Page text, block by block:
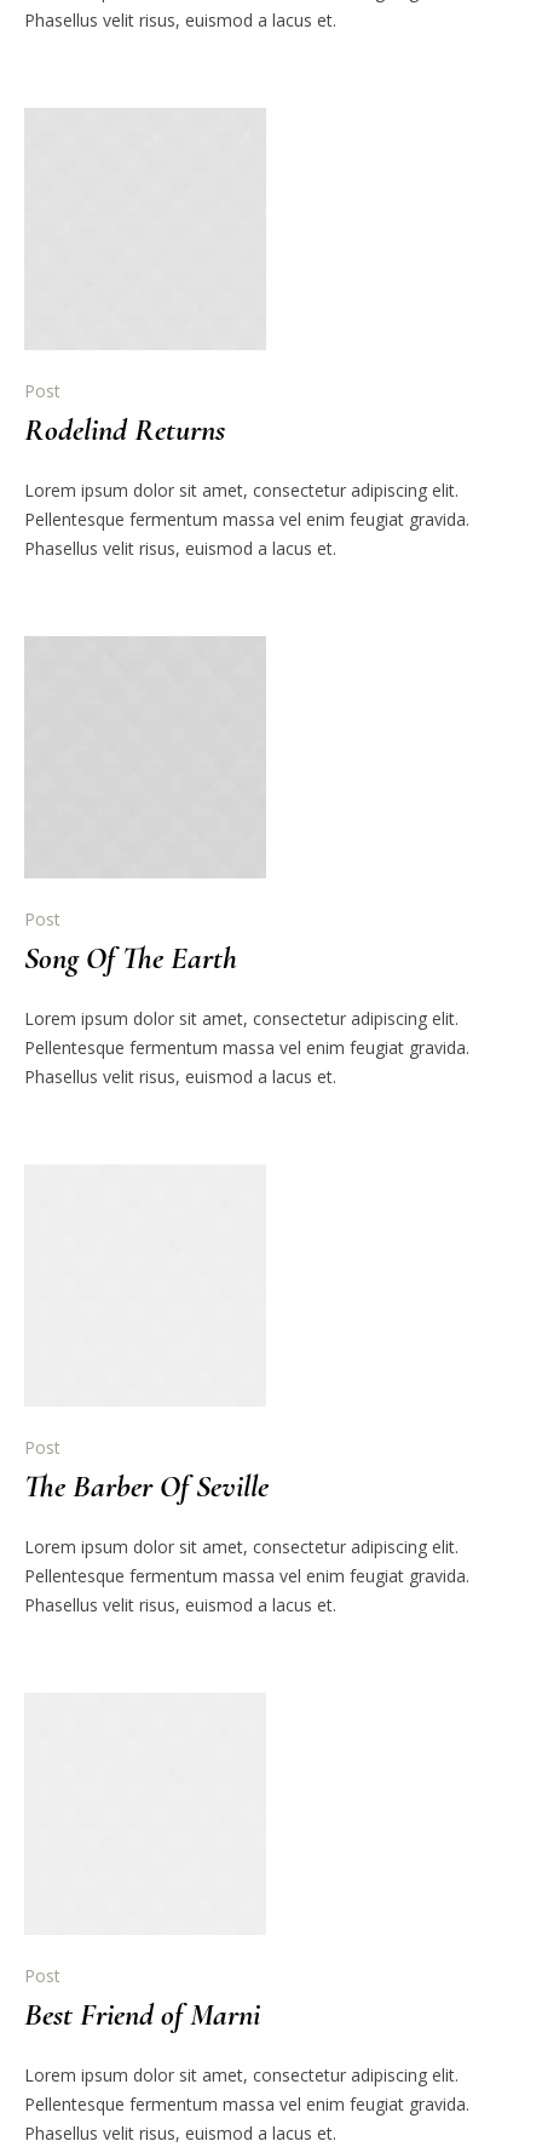
Phasellus velit risus, euismod a lacus et.
Post
Rodelind Returns
Lorem ipsum dolor sit amet, consectetur adipiscing elit.
Pellentesque fermentum massa vel enim feugiat gravida.
Phasellus velit risus, euismod a lacus et.
Post
Song Of The Earth
Lorem ipsum dolor sit amet, consectetur adipiscing elit.
Pellentesque fermentum massa vel enim feugiat gravida.
Phasellus velit risus, euismod a lacus et.
Post
The Barber Of Seville
Lorem ipsum dolor sit amet, consectetur adipiscing elit.
Pellentesque fermentum massa vel enim feugiat gravida.
Phasellus velit risus, euismod a lacus et.
Post
Best Friend of Marni
Lorem ipsum dolor sit amet, consectetur adipiscing elit.
Pellentesque fermentum massa vel enim feugiat gravida.
Phasellus velit risus, euismod a lacus et.